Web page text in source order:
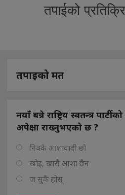
तपाईको
तपाइको मत
नयाँ बन्ने राष्ट्रिय स्वतन्त्र
अपेक्षा राख्नुभएको छ ?
निक्कै आशावादी छौ
खोइ, खासै आशा छैन
ज सुकै होस्